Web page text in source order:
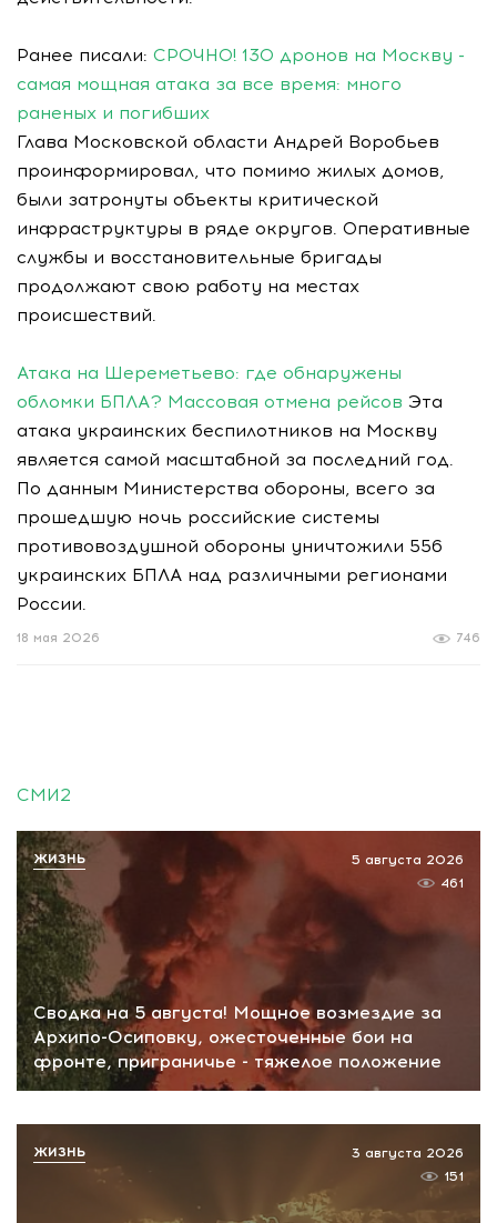
Ранее писали: СРОЧНО! 130 дронов на Москву -
самая мощная атака за все время: много
раненых и погибших
Глава Московской области Андрей Воробьев
проинформировал, что помимо жилых домов,
были затронуты объекты критической
инфраструктуры в ряде округов. Оперативные
службы и восстановительные бригады
продолжают свою работу на местах
происшествий.
Атака на Шереметьево: где обнаружены
обломки БПЛА? Массовая отмена рейсов Эта
атака украинских беспилотников на Москву
является самой масштабной за последний год.
По данным Министерства обороны, всего за
прошедшую ночь российские системы
противовоздушной обороны уничтожили 556
украинских БПЛА над различными регионами
России.
746
18 мая 2026
СМИ2
Сводка на 5 августа! Мощное возмездие за
Архипо-Осиповку, ожесточенные бои на
фронте, приграничье - тяжелое положение
5 августа 2026
461
ЖИЗНЬ
3 августа 2026
151
ЖИЗНЬ